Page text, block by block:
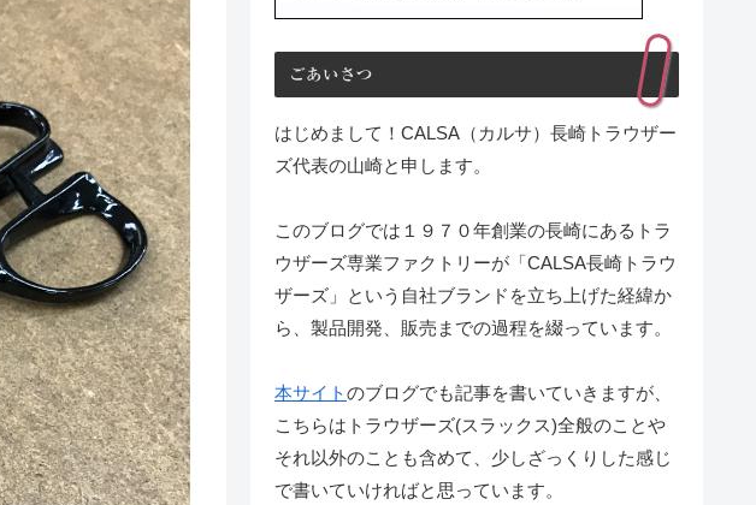
ごあいさつ
はじめまして！CALSA（カルサ）長崎トラウザー
ズ代表の山崎と申します。
このブログでは１９７０年創業の長崎にあるトラ
ウザーズ専業ファクトリーが「CALSA長崎トラウ
ザーズ」という自社ブランドを立ち上げた経緯か
ら、製品開発、販売までの過程を綴っています。
本サイトのブログでも記事を書いていきますが、
こちらはトラウザーズ(スラックス)全般のことや
それ以外のことも含めて、少しざっくりした感じ
で書いていければと思っています。